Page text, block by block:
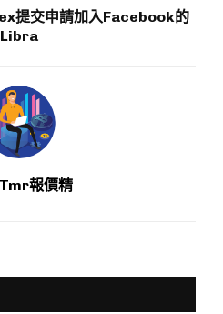
提交申請加入Facebook的
Libra
報價精